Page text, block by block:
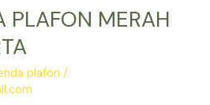
PLAFON MERAH
plafon /